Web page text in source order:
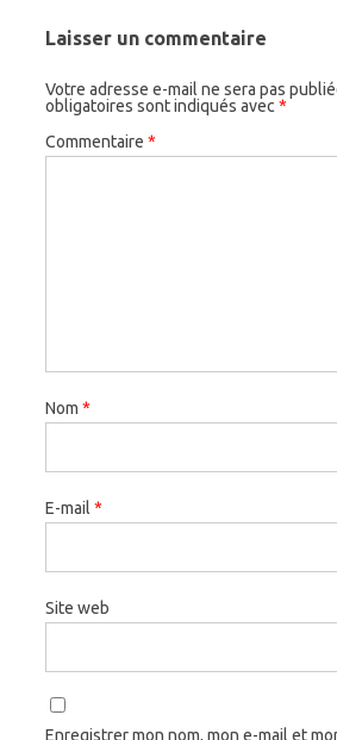
Laisser un commentaire
Votre adresse e-mail ne sera pas
obligatoires sont indiqués avec *
Commentaire *
Nom *
E-mail *
Site web
Enregistrer mon nom, mon e-mail et